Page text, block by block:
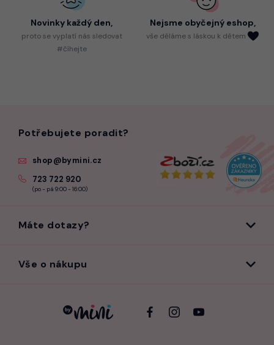
Novinky každý den,
protose vyplatí nás sledovat
#číhejte
Nejsme obyčejný eshop,
vše děláme s láskou k dětem
Potřebujete poradit?
shop@bymini.cz
723 722 920
(po - pá 9:00 - 16:00)
Máte dotazy?
Vše o nákupu